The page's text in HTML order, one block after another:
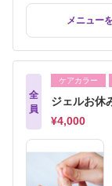
メニュー
全
員
ケアカラー
ジェルお休
¥4,000